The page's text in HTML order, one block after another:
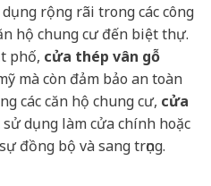
rộng rãi trong các công
hộ chung cư đến biệt thự.
phố, cửa thép vân gỗ
mà còn đảm bảo an toàn
các căn hộ chung cư, cửa
dụng làm cửa chính hoặc
đồng bộ và sang trọng.